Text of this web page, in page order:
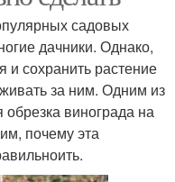
садовых
дачники. Однако,
и сохранить растение
за ним. Одним из
винограда на
почему эта